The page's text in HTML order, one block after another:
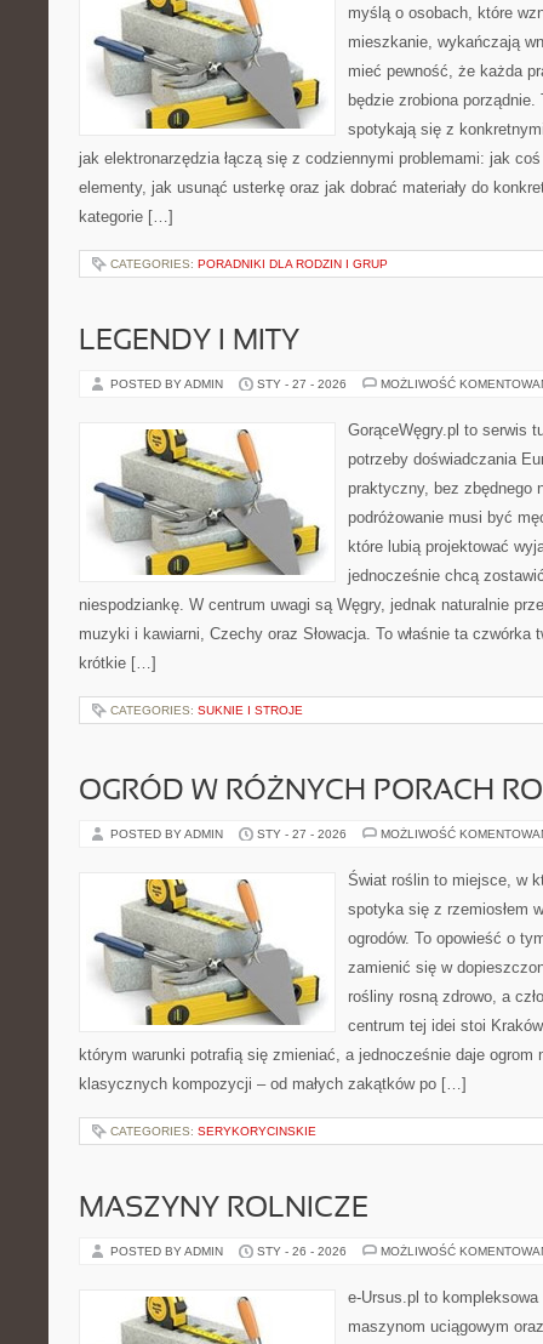
myślą o osobach, które
mieszkanie, wykańczają
mieć pewność, że każda
będzie zrobiona
spotykają się z
jak elektronarzędzia łączą się z codziennymi problemami: jak
elementy, jak usunąć usterkę oraz jak dobrać materiały do
kategorie […]
CATEGORIES: PORADNIKI DLA RODZIN I GRUP
LEGENDY I MITY
POSTED BY ADMIN STY - 27 - 2026 MOŻLIWOŚĆ
GorąceWęgry.pl to serwis
potrzeby doświadczania
praktyczny, bez zbędnego
podróżowanie musi być
które lubią projektować
jednocześnie chcą
niespodziankę. W centrum uwagi są Węgry, jednak naturalnie
muzyki i kawiarni, Czechy oraz Słowacja. To właśnie ta czwórka
krótkie […]
CATEGORIES: SUKNIE I STROJE
OGRÓD W RÓŻNYCH PORACH
POSTED BY ADMIN STY - 27 - 2026 MOŻLIWOŚĆ
Świat roślin to miejsce, w
spotyka się z rzemiosłem
ogrodów. To opowieść o
zamienić się w
rośliny rosną zdrowo, a
centrum tej idei stoi
którym warunki potrafią się zmieniać, a jednocześnie daje ogrom
klasycznych kompozycji – od małych zakątków po […]
CATEGORIES: SERYKORYCINSKIE
MASZYNY ROLNICZE
POSTED BY ADMIN STY - 26 - 2026 MOŻLIWOŚĆ
e-Ursus.pl to
maszynom uciągowym